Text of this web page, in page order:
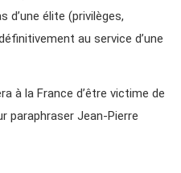
d’une élite (privilèges,
au service d’une
à la France d’être victime de
paraphraser Jean-Pierre